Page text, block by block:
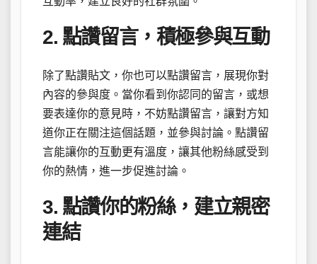
2. 點讚留言，積極參與互動
除了點讚貼文，你也可以點讚留言，展現你對
內容的參與度。當你看到你認同的留言，或想
要表達你的意見時，不妨點讚留言，讓對方知
道你正在關注這個話題，並參與討論。點讚留
言能讓你的互動更有溫度，讓其他粉絲感受到
你的熱情，進一步促進討論。
3. 點讚你的粉絲，建立親密
連結